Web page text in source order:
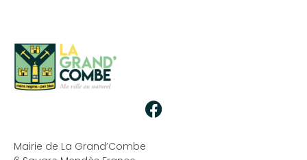
Mairie de La Grand’Combe